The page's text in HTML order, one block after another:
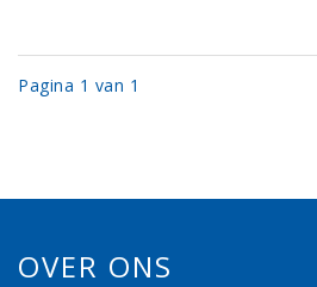
Pagina 1 van 1
OVER ONS